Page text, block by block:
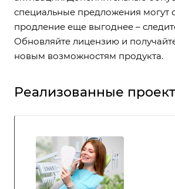
специальные предложения могут
продление еще выгоднее –
Обновляйте лицензию и
новым возможностям продукта.
Реализованные